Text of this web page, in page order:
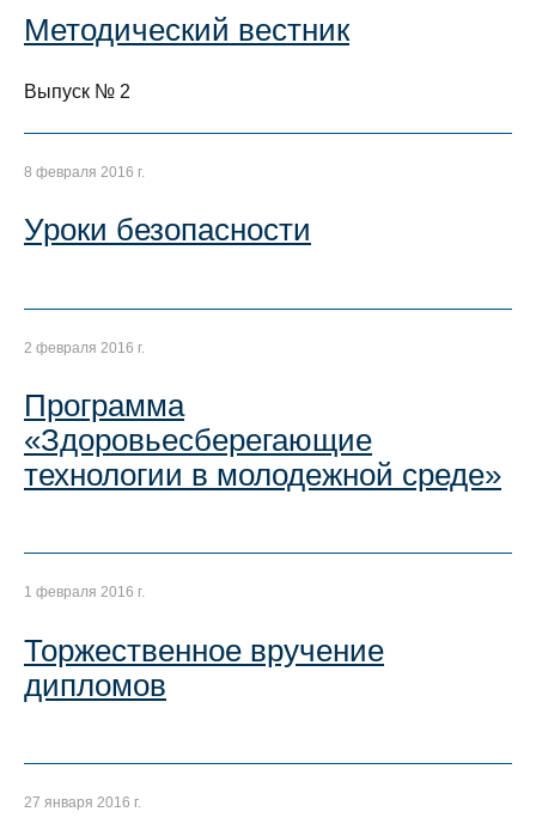
Методический вестник
Выпуск № 2
8 февраля 2016 г.
Уроки безопасности
2 февраля 2016 г.
Программа
«Здоровьесберегающие
технологии в молодежной среде»
1 февраля 2016 г.
Торжественное вручение
дипломов
27 января 2016 г.